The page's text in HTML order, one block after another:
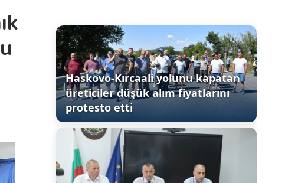
Haskovo-Kırcaali yolunu kapatan
üreticiler düşük alım fiyatlarını
protesto etti